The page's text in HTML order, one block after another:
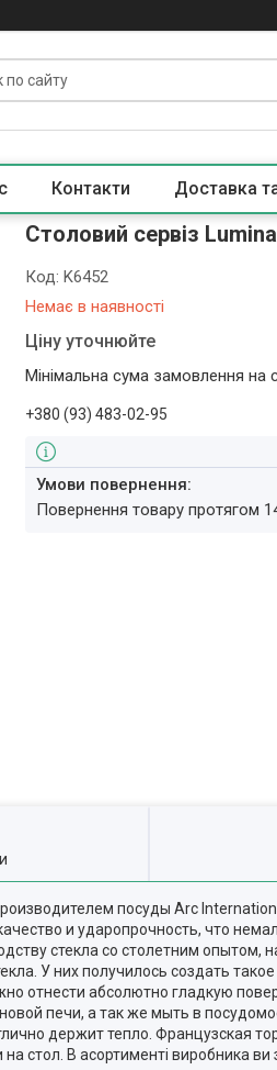
Контакти Доставка
Столовий сервіз
Немає в наявності
Код:K6452
Ціну уточнюйте
Мінімальна сума замовлення на
+380 (93) 483-02-95
повернення товару протягом
посуды Arc
и ударопрочность, что
стекла со столетним опытом,
У них получилось создать
отнести абсолютно гладкую
печи, а так же мыть в
держит тепло. Французская
В асортименті виробника ви